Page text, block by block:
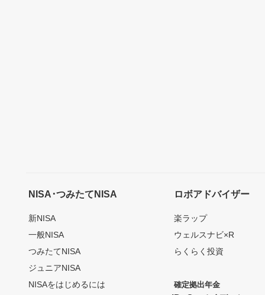
NISA･つみたてNISA
新NISA
一般NISA
つみたてNISA
ジュニアNISA
NISAをはじめるには
ロボアドバイザー
楽ラップ
ウェルスナビ×R
らくらく投資
確定拠出年金